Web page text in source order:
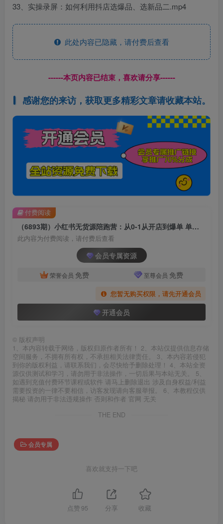
33、实操录屏：如何利用抖店选爆品、选新品二.mp4
此处内容已隐藏，请付费后查看
------本页内容已结束，喜欢请分享------
感谢您的来访，获取更多精彩文章请收藏本站。
（6893期）小红书无货源陪跑营：从0-1从开店到爆单 单店30万销售额（更至8月-33节课）
此内容为付费阅读，请付费后查看
会员专属资源
荣誉会员 免费 至尊会员 免费
您暂无购买权限，请先开通会员
开通会员
付费阅读
© 版权声明
1、本内容转载于网络，版权归原作者所有！ 2、本站仅提供信息存储
空间服务，不拥有所有权，不承担相关法律责任。 3、本内容若侵犯
到你的版权利益，请联系我们，会尽快给予删除处理！ 4、本站全资
源仅供测试和学习，请勿用于非法操作，一切后果与本站无关。 5、
如遇到充值付费环节课程或软件 请马上删除退出 涉及自身权益/利益
需要投资的一律不要相信，访客发现请向客服举报。 6、本教程仅供
揭秘 请勿用于非法违规操作 否则和作者 官网 无关
THE END
会员专属
喜欢就支持一下吧
点赞 95 分享 收藏